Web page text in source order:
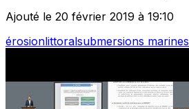
Ajouté le 20 février 2019 à 19:10
érosionlittoralsubmersions marines